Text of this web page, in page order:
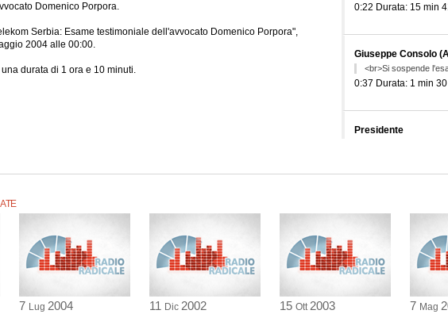
Domenico Porpora.
Serbia: Esame testimoniale dell'avvocato Domenico Porpora",
2004 alle 00:00.
durata di 1 ora e 10 minuti.
0:22 Durata: 15 min
Giuseppe Consolo
<br>Si sospende
0:37 Durata: 1 min
Presidente
Presidente
<br>Comunicazioni
7 Lug 2004 11 Dic 2002 15 Ott 2003 7 Mag